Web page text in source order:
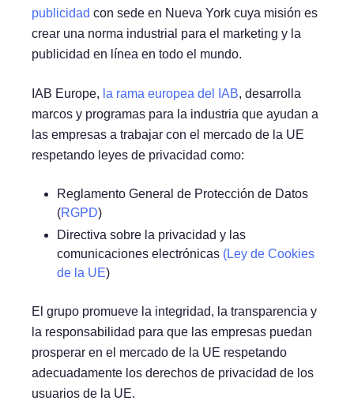
publicidad con sede en Nueva York cuya misión es
crear una norma industrial para el marketing y la
publicidad en línea en todo el mundo.
IAB Europe, la rama europea del IAB, desarrolla
marcos y programas para la industria que ayudan a
las empresas a trabajar con el mercado de la UE
respetando leyes de privacidad como:
Reglamento General de Protección de Datos
(RGPD)
Directiva sobre la privacidad y las
comunicaciones electrónicas (Ley de Cookies
de la UE)
El grupo promueve la integridad, la transparencia y
la responsabilidad para que las empresas puedan
prosperar en el mercado de la UE respetando
adecuadamente los derechos de privacidad de los
usuarios de la UE.